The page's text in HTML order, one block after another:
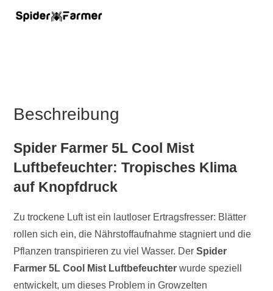
Beschreibung
Spider Farmer 5L Cool Mist
Luftbefeuchter: Tropisches Klima
auf Knopfdruck
Zu trockene Luft ist ein lautloser Ertragsfresser: Blätter
rollen sich ein, die Nährstoffaufnahme stagniert und die
Pflanzen transpirieren zu viel Wasser. DerSpider
Farmer 5L Cool Mist Luftbefeuchter wurde speziell
entwickelt, um dieses Problem in Growzelten